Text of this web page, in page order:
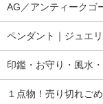
AG／アンティークゴ
ペンダント｜ジュエ
印鑑・お守り・風水
１点物！売り切れごめ